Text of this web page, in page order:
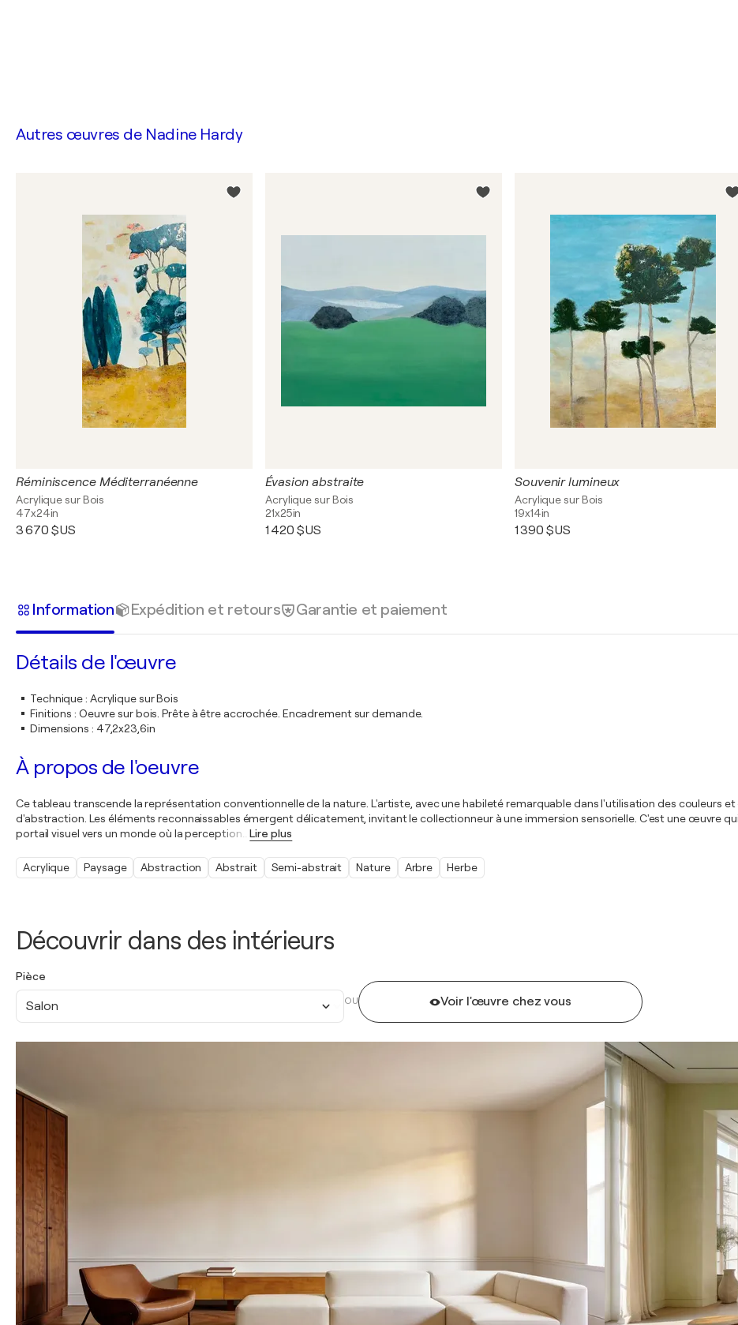
Découvrir dans des intérieurs
Pièce
Salon OU Voir l'œuvre chez vous
Autres œuvres de Nadine Hardy
Réminiscence Méditerranéenne
Acrylique sur Bois
47x24in
3 670 $US
Évasion abstraite
Acrylique sur Bois
21x25in
1 420 $US
Souvenir lumineux
Acrylique sur Bois
19x14in
1 390 $US
Information Expédition et retours Garantie et paiement
Détails de l'œuvre
Technique: Acrylique sur Bois
Finitions : Oeuvre sur bois. Prête à être accrochée. Encadrement sur demande.
Dimensions : 47,2x23,6in
À propos de l'oeuvre
Ce tableau transcende la représentation conventionnelle de la nature. L'artiste, avec une habileté remarquable dans l'utilisation des couleurs
d'abstraction. Les éléments reconnaissables émergent délicatement, invitant le collectionneur à une immersion sensorielle. C'est une œuvre
portail visuel vers un monde où la perception
Lire plus
Acrylique Paysage Abstraction Abstrait Semi-abstrait Nature Arbre Herbe